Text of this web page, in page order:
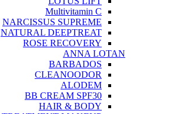
Multivitamin C
NARCISSUS SUPREME
NATURAL DEEPTREAT
ROSE RECOVERY
ANNA LOTAN
BARBADOS
CLEANOODOR
ALODEM
BB CREAM SPF30
HAIR & BODY